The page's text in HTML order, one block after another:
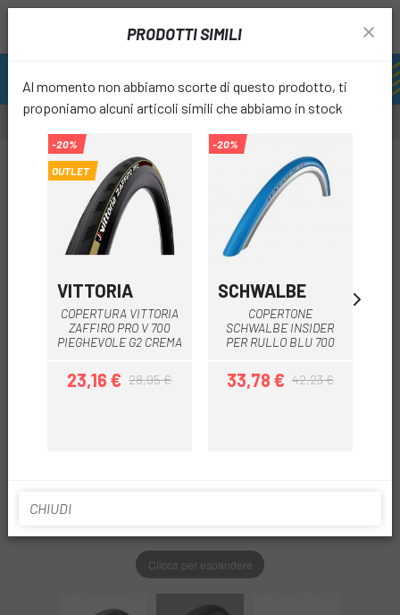
Clicca per espandere
PRODOTTI SIMILI
Al momento non abbiamo scorte di questo prodotto, ti
proponiamo alcuni articoli simili che abbiamo in stock
-20%
OUTLET
VITTORIA
COPERTURA VITTORIA
ZAFFIRO PRO V 700
PIEGHEVOLE G2 CREMA
Prezzo
23,16 €Prezzo base
28,95 €
-20%
SCHWALBE
COPERTONE
SCHWALBE INSIDER
PER RULLO BLU 700
Prezzo
33,78 €Prezzo base
42,23 €
CHIUDI